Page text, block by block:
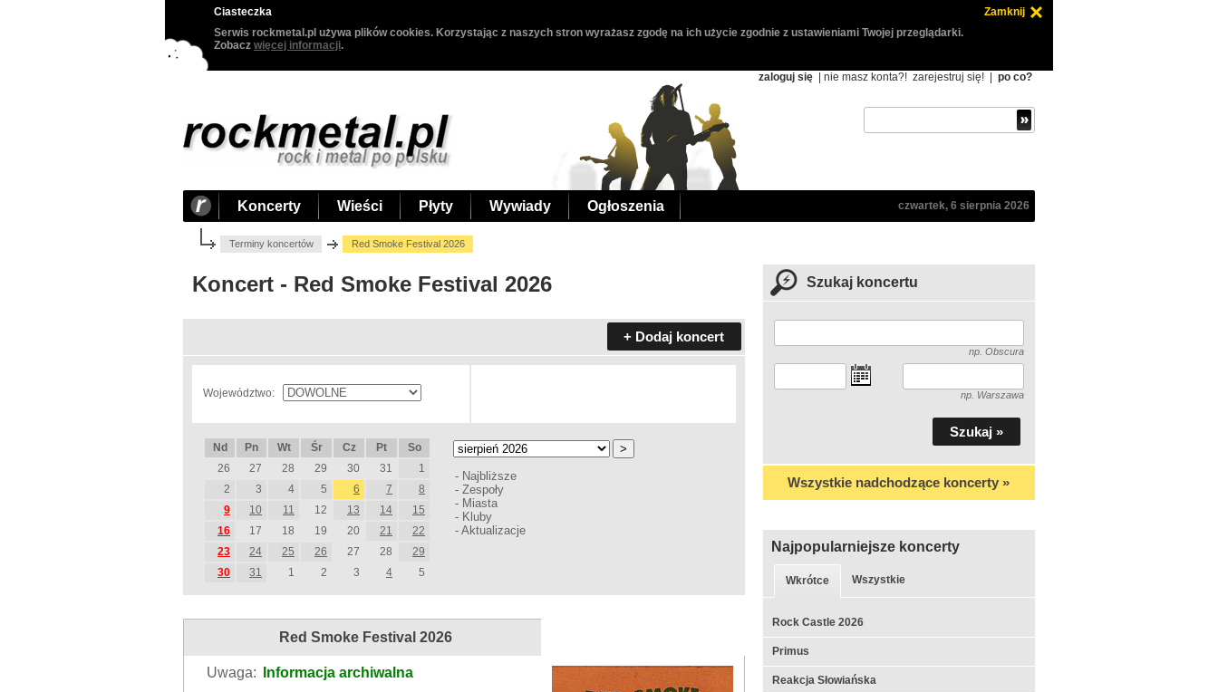
Ciasteczka
Zamknij
Serwis rockmetal.pl używa plików cookies. Korzystając z naszych stron wyrażasz zgodę na ich użycie zgodnie z ustawieniami Twojej przeglądarki.
Zobacz więcej informacji.
zaloguj się | nie masz konta?! zarejestruj się! po co?
Koncerty Wieści Płyty Wywiady Ogłoszenia czwartek, 6 sierpnia 2026
Terminy koncertów Red Smoke Festival 2026
Koncert - Red Smoke Festival 2026
+ Dodaj koncert
Województwo:
Nd Pn Wt Śr Cz Pt
So
26
27 28 29 30 31
1
2
3 4 5 6 7
8
9
10 11 12 13 14
15
16
17 18 19 20 21
22
23
24 25 26 27 28
29
30
31 1 2 3 4 5
- Najbliższe
- Zespoły
- Miasta
- Kluby
- Aktualizacje
Red Smoke Festival 2026
Uwaga: Informacja archiwalna
Szukaj koncertu
np. Obscura
np. Warszawa
Wszystkie nadchodzące koncerty »
Najpopularniejsze koncerty
Wkrótce Wszystkie
Rock Castle 2026
Primus
Reakcja Słowiańska